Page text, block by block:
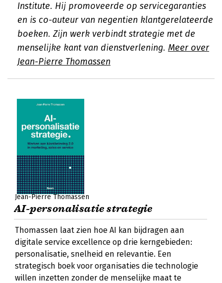
Institute. Hij promoveerde op servicegaranties
en is co-auteur van negentien klantgerelateerde
boeken. Zijn werk verbindt strategie met de
menselijke kant van dienstverlening. Meer over
Jean-Pierre Thomassen
Jean-Pierre Thomassen
AI-personalisatie strategie
Thomassen laat zien hoe AI kan bijdragen aan
digitale service excellence op drie kerngebieden:
personalisatie, snelheid en relevantie. Een
strategisch boek voor organisaties die technologie
willen inzetten zonder de menselijke maat te